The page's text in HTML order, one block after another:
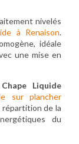
nivelés
à Renaison.
idéale
une mise en
Chape Liquide
sur plancher
répartition de la
du